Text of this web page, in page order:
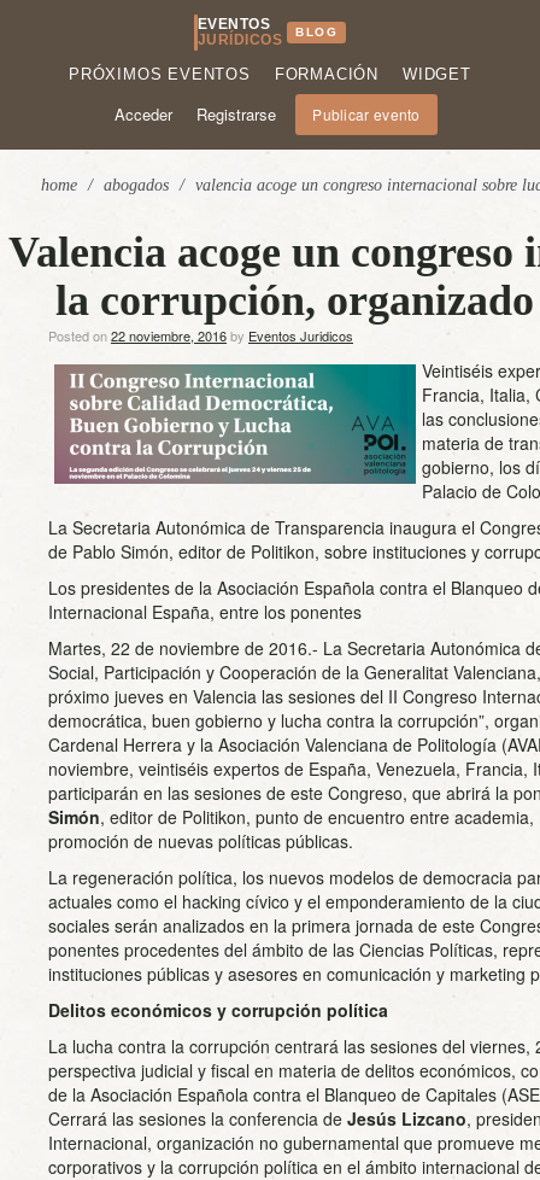
EVENTOS
JURÍDICOS
BLOG
PRÓXIMOS EVENTOS FORMACIÓN WIDGET
Acceder Registrarse Publicar evento
home / abogados / valencia acoge un congreso internacional sobre
Valencia acoge un
la corrupción,
Posted on22 noviembre, 2016by Eventos Juridicos
Veintiséis
Francia, Italia,
las
materia de
gobierno, los
Palacio de
La Secretaria Autonómica de Transparencia inaugura el
de Pablo Simón, editor de Politikon, sobre instituciones y
Los presidentes de la Asociación Española contra el Blanqueo
Internacional España, entre los ponentes
Martes, 22 de noviembre de 2016.- La Secretaria Autonómica
Social, Participación y Cooperación de la Generalitat
próximo jueves en Valencia las sesiones del II Congreso
democrática, buen gobierno y lucha contra la corrupción”,
Cardenal Herrera y la Asociación Valenciana de Politología
noviembre, veintiséis expertos de España, Venezuela, Francia,
participarán en las sesiones de este Congreso, que abrirá la
Simón, editor de Politikon, punto de encuentro entre
promoción de nuevas políticas públicas.
La regeneración política, los nuevos modelos de democracia
actuales como el hacking cívico y el emponderamiento de la
sociales serán analizados en la primera jornada de este
ponentes procedentes del ámbito de las Ciencias Políticas,
instituciones públicas y asesores en comunicación y marketing
Delitos económicos y corrupción política
La lucha contra la corrupción centrará las sesiones del viernes,
perspectiva judicial y fiscal en materia de delitos económicos,
de la Asociación Española contra el Blanqueo de Capitales
Cerrará las sesiones la conferencia de Jesús Lizcano,
Internacional, organización no gubernamental que promueve
corporativos y la corrupción política en el ámbito internacional